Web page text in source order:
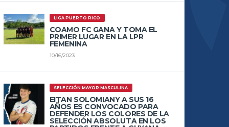
LIGA PUERTO RICO
COAMO FC GANA Y TOMA EL
PRIMER LUGAR EN LA LPR
FEMENINA
10/16/2023
SELECCIÓN MAYOR MASCULINA
EITAN SOLOMIANY A SUS 16
AÑOS ES CONVOCADO PARA
DEFENDER LOS COLORES DE LA
SELECCIÓN ABSOLUTA EN LOS